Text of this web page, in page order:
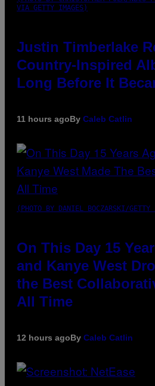
VIA GETTY IMAGES)
Justin Timberlake
Country-Inspired
Long Before It
11 hours agoBy Caleb Catlin
(PHOTO BY DANIEL BOCZARSKI/GETTY
On This Day 15
and Kanye West
the Best
All Time
12 hours agoBy Caleb Catlin